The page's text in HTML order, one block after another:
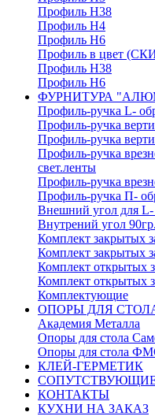
Профиль H38
Профиль H4
Профиль H6
Профиль в цвет
Профиль H38
Профиль H6
ФУРНИТУРА
Профиль-ручка L-
Профиль-ручка
Профиль-ручка
Профиль-ручка
свет.ленты
Профиль-ручка
Профиль-ручка П-
Внешний угол для L-
Внутрений угол
Комплект закрытых
Комплект закрытых
Комплект открытых
Комплект открытых
Комплектующие
ОПОРЫ ДЛЯ
Академия Металла
Опоры для стола
Опоры для стола
КЛЕЙ-ГЕРМЕТИК
КОНТАКТЫ
КУХНИ НА ЗАКАЗ